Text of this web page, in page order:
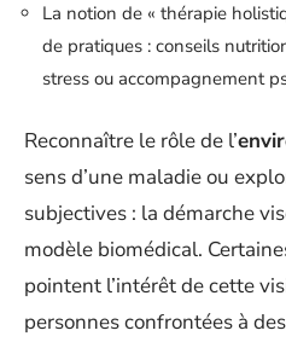
La notion de « thérapie
de pratiques : conseils
stress ou accompagnement
Reconnaître le rôle de l’
sens d’une maladie ou
subjectives : la démarche
modèle biomédical.
pointent l’intérêt de cette
personnes confrontées à